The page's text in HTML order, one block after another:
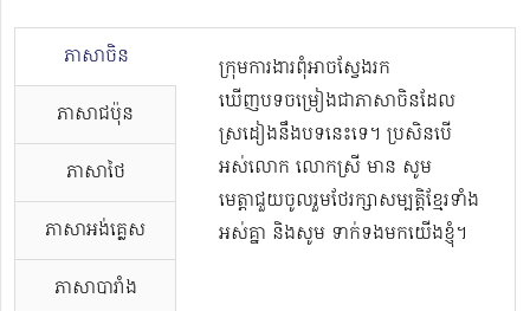
ភាសាចិន
ភាសាជប៉ុន
ភាសាថៃ
ភាសាអង់គ្លេស
ភាសាបារាំង
ក្រុមការងារពុំអាចស្វែងរក
ឃើញបទចម្រៀងជាភាសាចិនដែល
ស្រដៀងនឹងបទនេះទេ។ ប្រសិនបើ
អស់លោក លោកស្រី មាន សូម
មេត្តាជួយចូលរួមថែរក្សាសម្បត្តិខ្មែរទាំង
អស់គ្នា និងសូម ទាក់ទងមកយើងខ្ញុំ។